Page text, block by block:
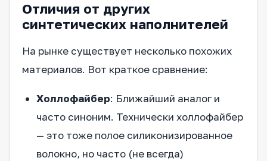
Отличия от других
синтетических наполнителей
На рынке существует несколько похожих
материалов. Вот краткое сравнение:
Холлофайбер: Ближайший аналог и
часто синоним. Технически холлофайбер
— это тоже полое силиконизированное
волокно, но часто (не всегда)